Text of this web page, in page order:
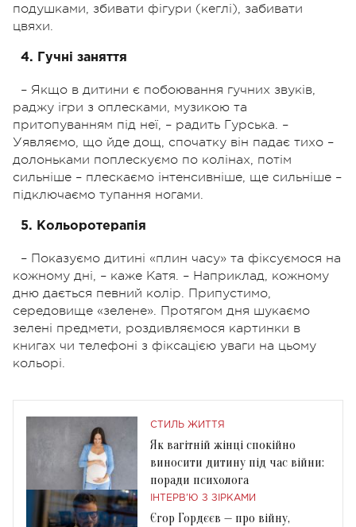
подушками, збивати фігури (кеглі), забивати
цвяхи.
4. Гучні заняття
– Якщо в дитини є побоювання гучних звуків,
раджу ігри з оплесками, музикою та
притопуванням під неї, – радить Гурська. –
Уявляємо, що йде дощ, спочатку він падає тихо –
долоньками поплескуємо по колінах, потім
сильніше – плескаємо інтенсивніше, ще сильніше –
підключаємо тупання ногами.
5. Кольоротерапія
– Показуємо дитині «плин часу» та фіксуємося на
кожному дні, – каже Катя. – Наприклад, кожному
дню дається певний колір. Припустимо,
середовище «зелене». Протягом дня шукаємо
зелені предмети, роздивляємося картинки в
книгах чи телефоні з фіксацією уваги на цьому
кольорі.
СТИЛЬ ЖИТТЯ
Як вагітній жінці спокійно
виносити дитину під час війни:
поради психолога
ІНТЕРВ'Ю З ЗІРКАМИ
Єгор Гордєєв — про війну,